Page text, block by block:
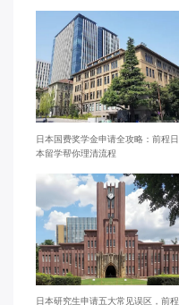
日本国费奖学金申请全攻略：前程日
本留学帮你理清流程
日本研究生申请五大常见误区，前程